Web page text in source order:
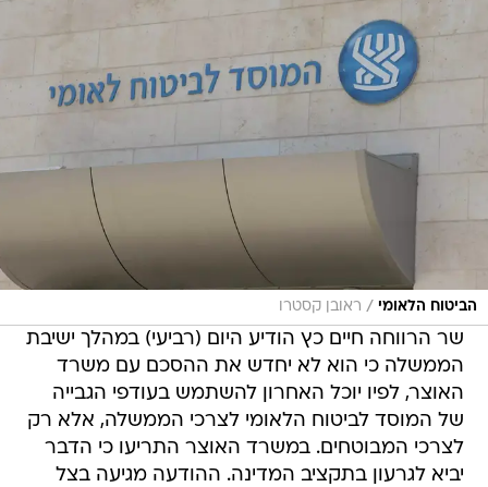
הביטוח הלאומי / ראובן קסטרו
שר הרווחה חיים כץ הודיע היום (רביעי) במהלך ישיבת
הממשלה כי הוא לא יחדש את ההסכם עם משרד
האוצר, לפיו יוכל האחרון להשתמש בעודפי הגבייה
של המוסד לביטוח הלאומי לצרכי הממשלה, אלא רק
לצרכי המבוטחים. במשרד האוצר התריעו כי הדבר
יביא לגרעון בתקציב המדינה. ההודעה מגיעה בצל